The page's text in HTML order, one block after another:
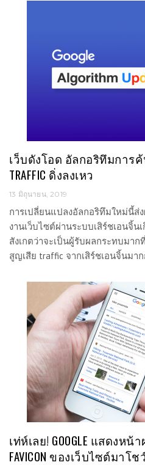
เว็บดังโอด อัลกอริทึมการค้
TRAFFIC ดิ่งลงเหว
13 มิถุนายน, 2019
การเปลี่ยนแปลงอัลกอริทึมใหม่นี้
งานเว็บไซต์ผ่านระบบเสิร์ชเอนจิ้
สังเกตว่าจะเป็นผู้รับผลกระทบมาก
สูญเสีย traffic จากเสิร์ชเอนจิ้นมา
เท่ห์เลย! GOOGLE แสดงห
FAVICON ของเว็บไซต์มาโ